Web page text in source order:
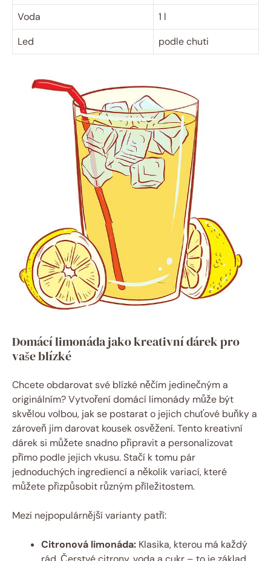
Voda
1 l
Led
podle chuti
Domácí limonáda jako kreativní dárek pro
vaše blízké
Chcete obdarovat své blízké něčím jedinečným a
originálním? Vytvoření domácí limonády může být
skvělou volbou, jak se postarat o jejich chuťové buňky a
zároveň jim darovat kousek osvěžení. Tento kreativní
dárek si můžete snadno připravit a personalizovat
přímo podle jejich vkusu. Stačí k tomu pár
jednoduchých ingrediencí a několik variací, které
můžete přizpůsobit různým příležitostem.
Mezi nejpopulárnější varianty patří:
Citronová limonáda: Klasika, kterou má každý